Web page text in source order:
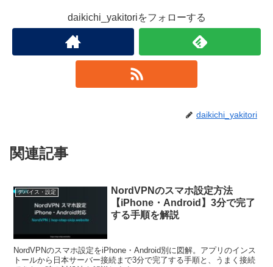
daikichi_yakitoriをフォローする
daikichi_yakitori
関連記事
デバイス・設定
NordVPNのスマホ設定方法
【iPhone・Android】3分で完了
する手順を解説
NordVPNのスマホ設定をiPhone・Android別に図解。アプリのインス
トールから日本サーバー接続まで3分で完了する手順と、うまく接続